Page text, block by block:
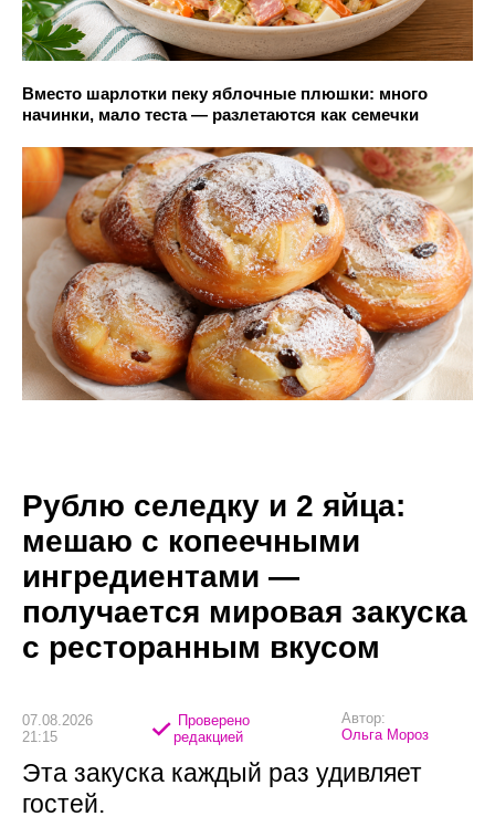
Вместо шарлотки пеку яблочные плюшки: много
начинки, мало теста — разлетаются как семечки
Рублю селедку и 2 яйца:
мешаю с копеечными
ингредиентами —
получается мировая закуска
с ресторанным вкусом
07.08.2026
21:15
Проверено
редакцией
Автор:
Ольга Мороз
Эта закуска каждый раз удивляет
гостей.